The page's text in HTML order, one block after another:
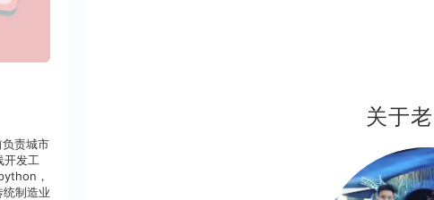
责城市
开发工
，
制造业
关于